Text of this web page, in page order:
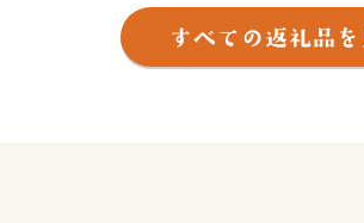
います。その他、阿木川ダムや矢作ダム
あり、ダムが多い市として知られています
歴史的な観光資源としては、中心市街